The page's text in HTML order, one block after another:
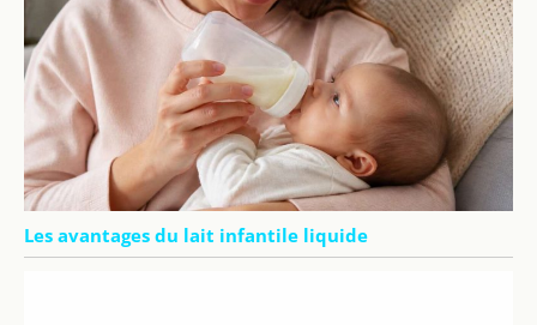
Les avantages du lait infantile liquide